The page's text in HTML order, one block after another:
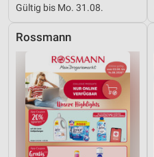
Gültig bis Mo. 31.08.
Rossmann